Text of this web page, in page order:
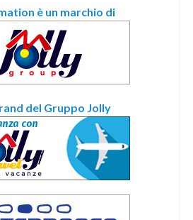
è un marchio di
del Gruppo Jolly